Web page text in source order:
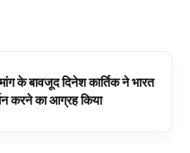
के बावजूद दिनेश कार्तिक ने भारत
करने का आग्रह किया